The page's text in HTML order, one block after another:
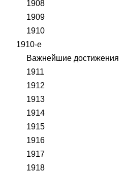
1908
1909
1910
1910-е
Важнейшие достижения
1911
1912
1913
1914
1915
1916
1917
1918